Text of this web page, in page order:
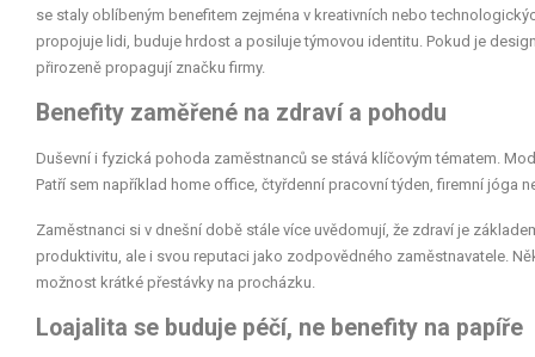
se staly oblíbeným benefitem zejména v kreativních nebo
propojuje lidi, buduje hrdost a posiluje týmovou identitu. Pokud je
přirozeně propagují značku firmy.
Benefity zaměřené na zdraví a pohodu
Duševní i fyzická pohoda zaměstnanců se stává klíčovým tématem.
Patří sem například home office, čtyřdenní pracovní týden, firemní jóga
Zaměstnanci si v dnešní době stále více uvědomují, že zdraví je
produktivitu, ale i svou reputaci jako zodpovědného zaměstnavatele.
možnost krátké přestávky na procházku.
Loajalita se buduje péčí, ne benefity na papíře